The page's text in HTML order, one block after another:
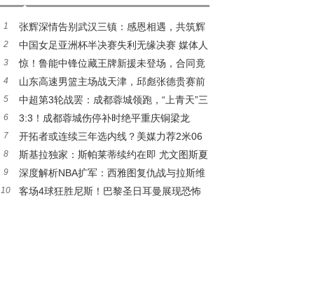
1
张辉深情告别武汉三镇：感恩相遇，共筑辉
煌旅程
2
中国女足亚洲杯半决赛失利无缘决赛 媒体人
热议米利西奇去留
3
惊！鲁能中锋位藏王牌新援未登场，合同竟
签至2026年底
4
山东高速男篮主场战天津，邱彪张德贵赛前
友好互动引关注
5
中超第3轮战罢：成都蓉城领跑，“上青天”三
队陷榜尾困境
6 3:3！成都蓉城伤停补时绝平重庆铜梁龙
7
开拓者或连续三年选内线？美媒力荐2米06
大前，杨瀚森迎新挑战
8
斯基拉独家：斯帕莱蒂续约在即 尤文图斯夏
窗五线补强剑指欧冠
9
深度解析NBA扩军：西雅图复仇战与拉斯维
加斯新王朝的资本博弈
10
客场4球狂胜尼斯！巴黎圣日耳曼展现恐怖